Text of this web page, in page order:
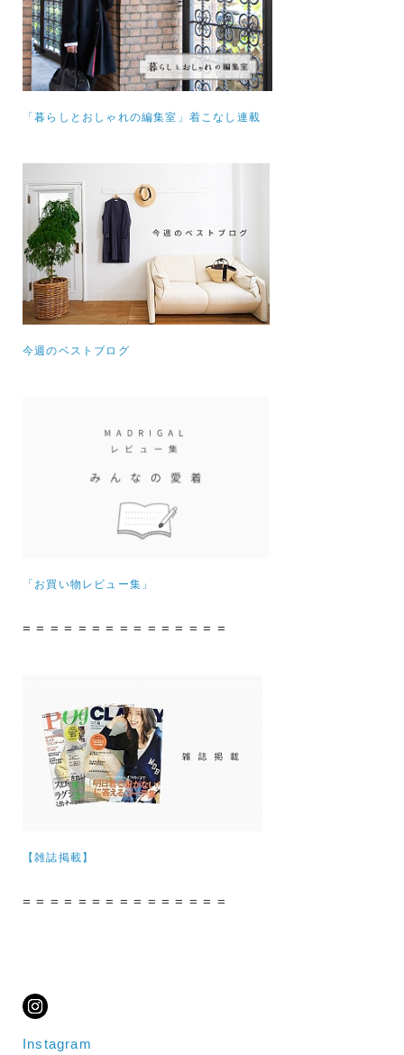
「暮らしとおしゃれの編集室」着こなし連載
今週のベストブログ
「お買い物レビュー集」
= = = = = = = = = = = = = = =
【雑誌掲載】
= = = = = = = = = = = = = = =
Instagram